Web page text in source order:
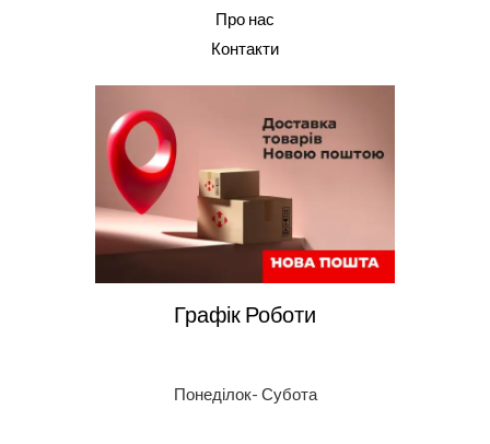
Про нас
Контакти
Графік Роботи
Понеділок- Субота